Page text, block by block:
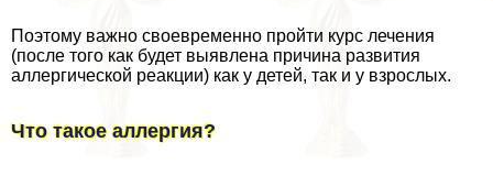
Поэтому важно своевременно пройти курс лечения
(после того как будет выявлена причина развития
аллергической реакции) как у детей, так и у взрослых.
Что такое аллергия?